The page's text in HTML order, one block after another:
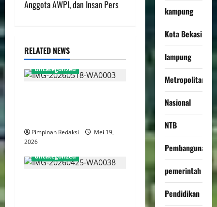
Anggota AWPI, dan Insan Pers
RELATED NEWS
Uncategorized
Pimpinan Redaksi
Mei 19,
2026
Uncategorized
kampung
Kota Bekasi
lampung
Metropolitan
Nasional
NTB
Pembangunan
pemerintah
Pendidikan